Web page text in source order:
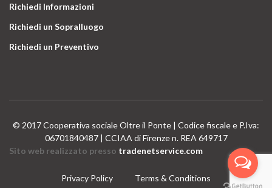
Richiedi Informazioni
Richiedi un Sopralluogo
Richiedi un Preventivo
© 2017 Cooperativa sociale Oltre il Ponte | Codice fiscale e P.Iva:
06701840487 | CCIAA di Firenze n. REA 649717
Sito web realizzato presso tradenetservice.com
Privacy Policy Terms & Conditions